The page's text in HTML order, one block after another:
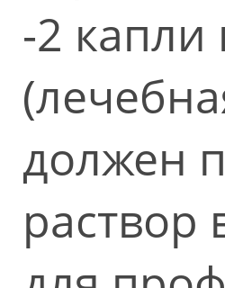
-2 капли
должен
раствор